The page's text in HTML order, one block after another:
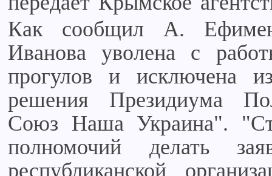
Как сообщил А.
Иванова уволена с
прогулов и исключена
решения Президиума
Союз Наша Украина".
полномочий делать
республиканской